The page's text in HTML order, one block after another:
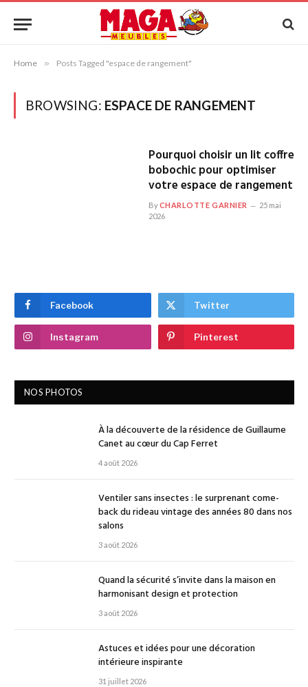
Home » Posts Tagged "espace de rangement"
BROWSING: ESPACE DE RANGEMENT
Pourquoi choisir un lit coffre
bobochic pour optimiser
votre espace de rangement
ByCHARLOTTE GARNIER
25 mai
2026
Facebook Twitter
Instagram Pinterest
NOS PHOTOS
À la découverte de la résidence de Guillaume
Canet au cœur du Cap Ferret
4 août 2026
Ventiler sans insectes : le surprenant come-
back du rideau vintage des années 80 dans nos
salons
3 août 2026
Quand la sécurité s’invite dans la maison en
harmonisant design et protection
3 août 2026
Astuces et idées pour une décoration
intérieure inspirante
31 juillet 2026